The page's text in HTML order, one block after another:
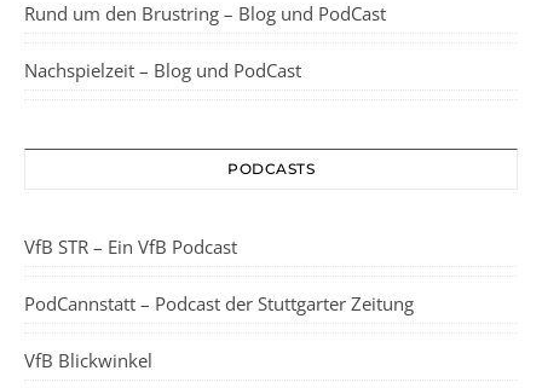
Rund um den Brustring – Blog und PodCast
Nachspielzeit – Blog und PodCast
PODCASTS
VfB STR – Ein VfB Podcast
PodCannstatt – Podcast der Stuttgarter Zeitung
VfB Blickwinkel